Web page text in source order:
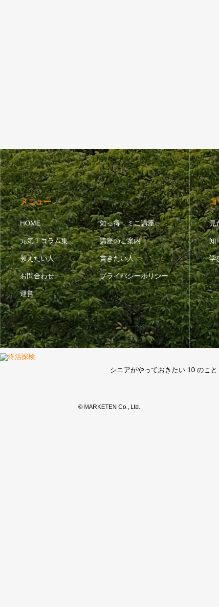
メニュー
HOME 知っ得 ミニ講座
元気！コラム集 講座のご案内
教えたい人 書きたい人
お問合わせ プライバシーポリシー
運営
コ
見
知
学
シニアがやっておきたい 10 のこと
© MARKETEN Co., Ltd.